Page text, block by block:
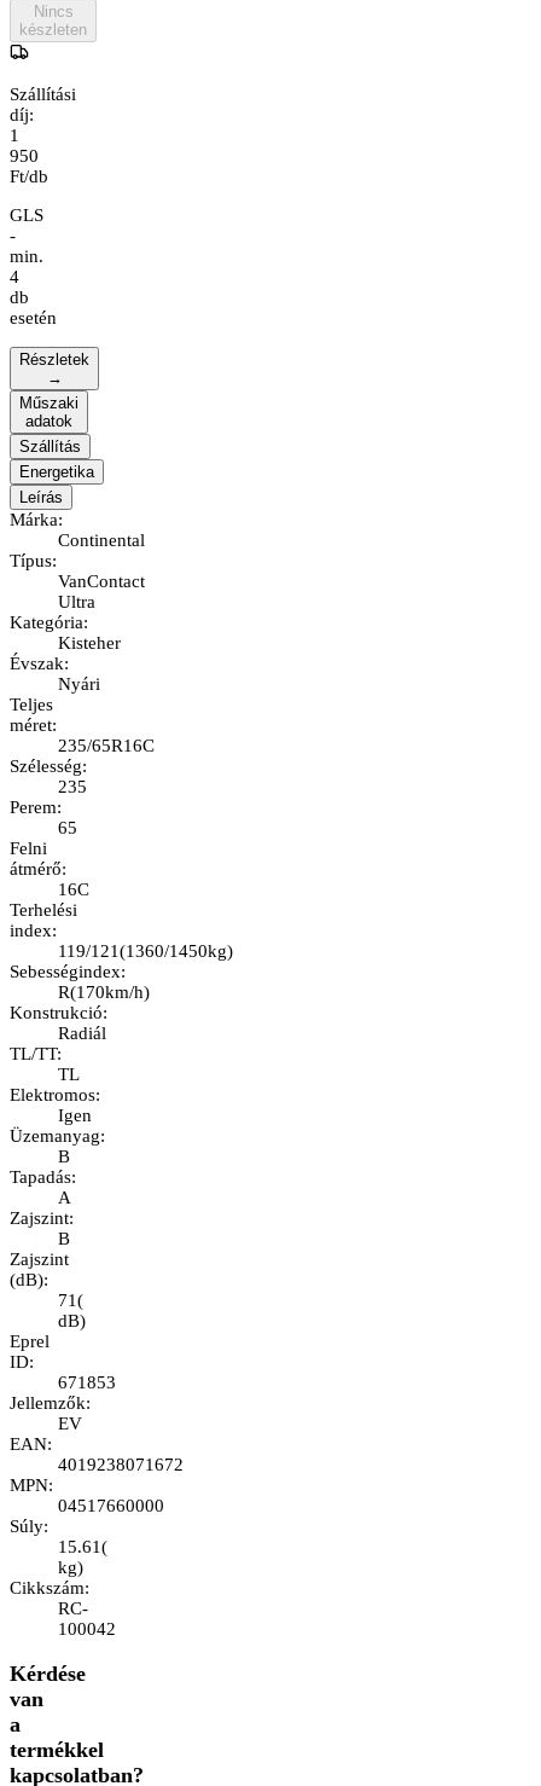
Nincs
készleten
Szállítási
díj:
1
950
Ft/db
GLS
-
min.
4
db
esetén
Részletek
→
Műszaki
adatok
Szállítás
Energetika
Leírás
Márka:
Continental
Típus:
VanContact
Ultra
Kategória:
Kisteher
Évszak:
Nyári
Teljes
méret:
235/65R16C
Szélesség:
235
Perem:
65
Felni
átmérő:
16C
Terhelési
index:
119/121(1360/1450kg)
Sebességindex:
R(170km/h)
Konstrukció:
Radiál
TL/TT:
TL
Elektromos:
Igen
Üzemanyag:
B
Tapadás:
A
Zajszint:
B
Zajszint
(dB):
71(
dB)
Eprel
ID:
671853
Jellemzők:
EV
EAN:
4019238071672
MPN:
04517660000
Súly:
15.61(
kg)
Cikkszám:
RC-
100042
Kérdése
van
a
termékkel
kapcsolatban?